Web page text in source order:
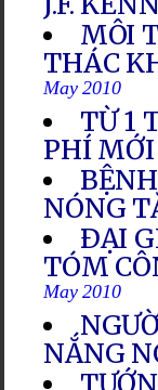
MÔI
THÁC
May 2010
TỪ 1
PHÍ MỚI
NÓNG
ÐẠI
TÓM
May 2010
NẮNG